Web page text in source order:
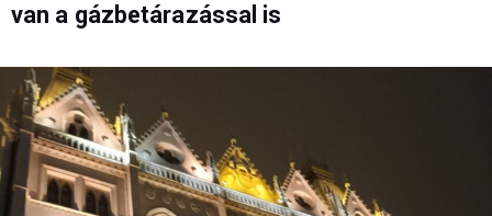
van a gázbetárazással is